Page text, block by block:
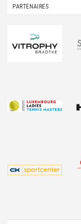
PARTENAIRES